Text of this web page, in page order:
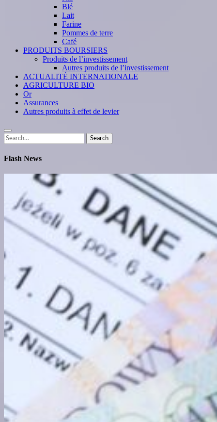
Blé
Lait
Farine
Pommes de terre
Café
PRODUITS BOURSIERS
Produits de l’investissement
Autres produits de l’investissement
ACTUALITÉ INTERNATIONALE
AGRICULTURE BIO
Or
Assurances
Autres produits à effet de levier
Search
for:
Search
Flash News